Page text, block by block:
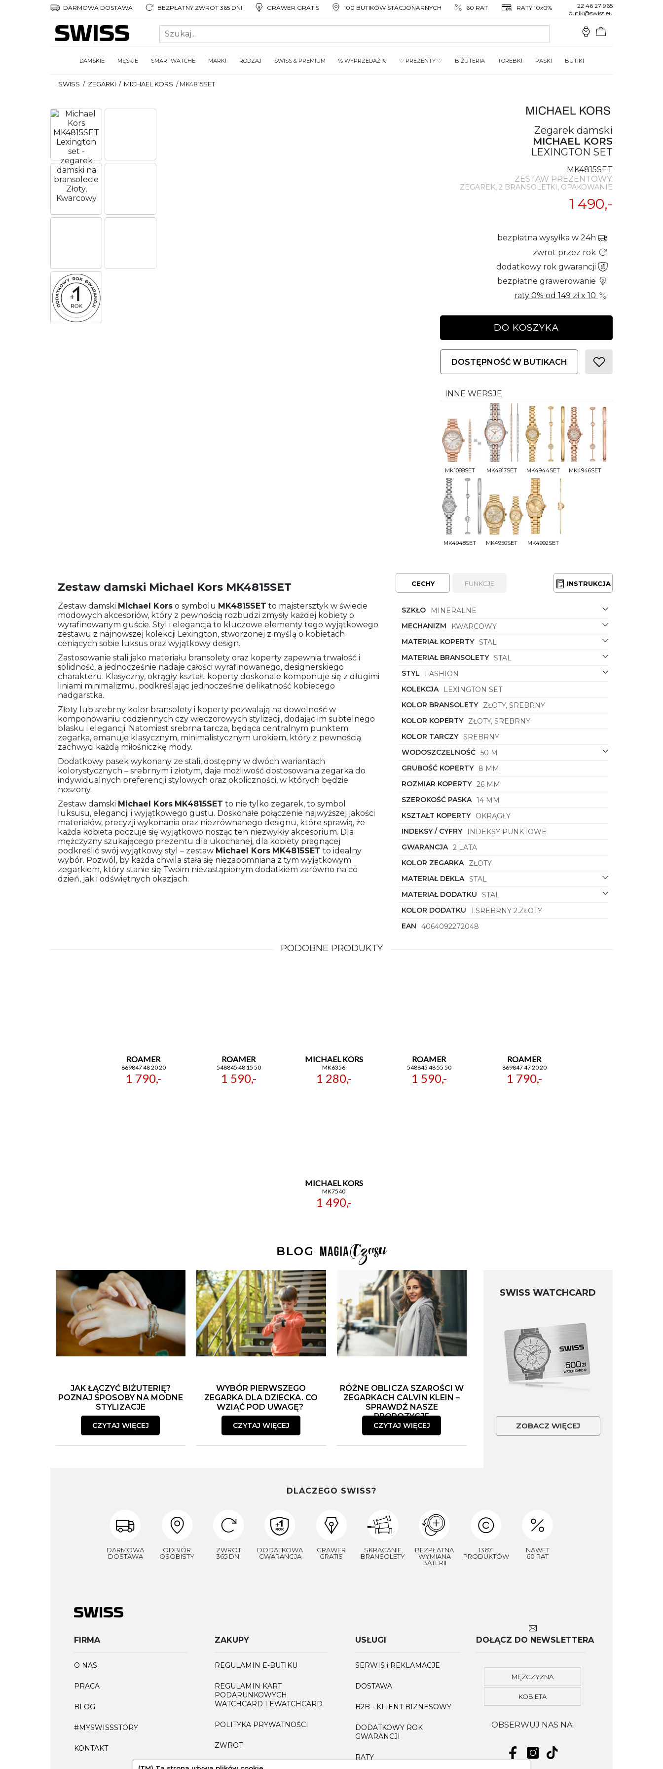
DARMOWA DOSTAWA BEZPŁATNY ZWROT 365 DNI GRAWER GRATIS 100 BUTIKÓW STACJONARNYCH 60 RAT RATY 10x0%
22 46 27 965
butik@swiss.eu
DAMSKIE MĘSKIE SMARTWATCHE MARKI RODZAJ SWISS & PREMIUM % WYPRZEDAŻ % ♡ PREZENTY ♡ BIŻUTERIA TOREBKI PASKI BUTIKI
SWISS / ZEGARKI / MICHAEL KORS /MK4815SET
Zegarek damski
MICHAEL KORS
LEXINGTON SET
MK4815SET
ZESTAW PREZENTOWY:
ZEGAREK, 2 BRANSOLETKI, OPAKOWANIE
1 490,-
bezpłatna wysyłka w 24h
zwrot przez rok
dodatkowy rok gwarancji
bezpłatne grawerowanie
raty 0% od 149 złx 10
DO KOSZYKA
DOSTĘPNOŚĆ W BUTIKACH
INNE WERSJE
MK1088SET MK4817SET MK4944SET MK4946SET
MK4948SET MK4950SET MK4992SET
Zestaw damski Michael Kors MK4815SET
Zestaw damski Michael Kors o symbolu MK4815SET to majstersztyk w świecie
modowych akcesoriów, który z pewnością rozbudzi zmysły każdej kobiety o
wyrafinowanym guście. Styl i elegancja to kluczowe elementy tego wyjątkowego
zestawu z najnowszej kolekcji Lexington, stworzonej z myślą o kobietach
ceniących sobie luksus oraz wyjątkowy design.
Zastosowanie stali jako materiału bransolety oraz koperty zapewnia trwałość i
solidność, a jednocześnie nadaje całości wyrafinowanego, designerskiego
charakteru. Klasyczny, okrągły kształt koperty doskonale komponuje się z długimi
liniami minimalizmu, podkreślając jednocześnie delikatność kobiecego
nadgarstka.
Złoty lub srebrny kolor bransolety i koperty pozwalają na dowolność w
komponowaniu codziennych czy wieczorowych stylizacji, dodając im subtelnego
blasku i elegancji. Natomiast srebrna tarcza, będąca centralnym punktem
zegarka, emanuje klasycznym, minimalistycznym urokiem, który z pewnością
zachwyci każdą miłośniczkę mody.
Dodatkowy pasek wykonany ze stali, dostępny w dwóch wariantach
kolorystycznych – srebrnym i złotym, daje możliwość dostosowania zegarka do
indywidualnych preferencji stylowych oraz okoliczności, w których będzie
noszony.
Zestaw damski Michael Kors MK4815SET to nie tylko zegarek, to symbol
luksusu, elegancji i wyjątkowego gustu. Doskonałe połączenie najwyższej jakości
materiałów, precyzji wykonania oraz niezrównanego designu, które sprawią, że
każda kobieta poczuje się wyjątkowo nosząc ten niezwykły akcesorium. Dla
mężczyzny szukającego prezentu dla ukochanej, dla kobiety pragnącej
podkreślić swój wyjątkowy styl – zestaw Michael Kors MK4815SET to idealny
wybór. Pozwól, by każda chwila stała się niezapomniana z tym wyjątkowym
zegarkiem, który stanie się Twoim niezastąpionym dodatkiem zarówno na co
dzień, jak i odświętnych okazjach.
CECHY FUNKCJE INSTRUKCJA
SZKŁO
MINERALNE
MECHANIZM
KWARCOWY
MATERIAŁ KOPERTY STAL
MATERIAŁ BRANSOLETY STAL
STYL
FASHION
KOLEKCJA
LEXINGTON SET
KOLOR BRANSOLETY
ZŁOTY, SREBRNY
KOLOR KOPERTY
ZŁOTY, SREBRNY
KOLOR TARCZY SREBRNY
WODOSZCZELNOŚĆ 50 M
GRUBOŚĆ KOPERTY
8 MM
ROZMIAR KOPERTY 26 MM
SZEROKOŚĆ PASKA 14 MM
KSZTAŁT KOPERTY
OKRĄGŁY
INDEKSY / CYFRY
INDEKSY PUNKTOWE
GWARANCJA 2 LATA
KOLOR ZEGARKA
ZŁOTY
MATERIAŁ DEKLA STAL
MATERIAŁ DODATKU
STAL
KOLOR DODATKU
1.SREBRNY 2.ZŁOTY
EAN
4064092272048
PODOBNE PRODUKTY
ROAMER
869847 48 20 20
1 790,-
ROAMER
548845 48 15 50
1 590,-
MICHAEL KORS
MK6356
1 280,-
ROAMER
548845 48 55 50
1 590,-
ROAMER
869847 47 20 20
1 790,-
MICHAEL KORS
MK7540
1 490,-
JAK ŁĄCZYĆ BIŻUTERIĘ?
POZNAJ SPOSOBY NA MODNE
STYLIZACJE
CZYTAJ WIĘCEJ
WYBÓR PIERWSZEGO
ZEGARKA DLA DZIECKA. CO
WZIĄĆ POD UWAGĘ?
CZYTAJ WIĘCEJ
RÓŻNE OBLICZA SZAROŚCI W
ZEGARKACH CALVIN KLEIN –
SPRAWDŹ NASZE
PROPOZYCJE
CZYTAJ WIĘCEJ
SWISS WATCHCARD
ZOBACZ WIĘCEJ
DLACZEGO SWISS?
DARMOWA
DOSTAWA
ODBIÓR
OSOBISTY
ZWROT
365 DNI
DODATKOWA
GWARANCJA
GRAWER
GRATIS
SKRACANIE
BRANSOLETY
BEZPŁATNA
WYMIANA
BATERII
13671
PRODUKTÓW
NAWET
60 RAT
FIRMA
O NAS
PRACA
BLOG
#MYSWISSSTORY
KONTAKT
ZAKUPY
REGULAMIN E-BUTIKU
REGULAMIN KART
PODARUNKOWYCH
WATCHCARD I EWATCHCARD
POLITYKA PRYWATNOŚCI
ZWROT
FAQ
USŁUGI
SERWIS i REKLAMACJE
DOSTAWA
B2B - KLIENT BIZNESOWY
DODATKOWY ROK
GWARANCJI
RATY
DOŁĄCZ DO NEWSLETTERA
MĘŻCZYZNA
KOBIETA
OBSERWUJ NAS NA: